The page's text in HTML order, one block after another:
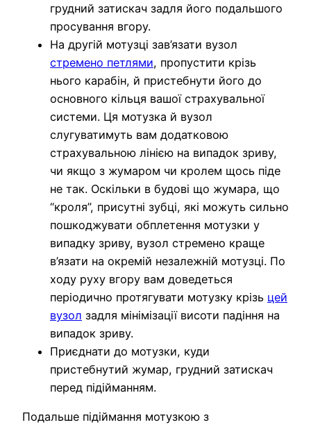
грудний затискач задля його подальшого
просування вгору.
На другій мотузці зав’язати вузол
стремено петлями, пропустити крізь
нього карабін, й пристебнути його до
основного кільця вашої страхувальної
системи. Ця мотузка й вузол
слугуватимуть вам додатковою
страхувальною лінією на випадок зриву,
чи якщо з жумаром чи кролем щось піде
не так. Оскільки в будові що жумара, що
“кроля”, присутні зубці, які можуть сильно
пошкоджувати обплетення мотузки у
випадку зриву, вузол стремено краще
в’язати на окремій незалежній мотузці. По
ходу руху вгору вам доведеться
періодично протягувати мотузку крізь цей
вузол задля мінімізації висоти падіння на
випадок зриву.
Приєднати до мотузки, куди
пристебнутий жумар, грудний затискач
перед підійманням.
Подальше підіймання мотузкою з